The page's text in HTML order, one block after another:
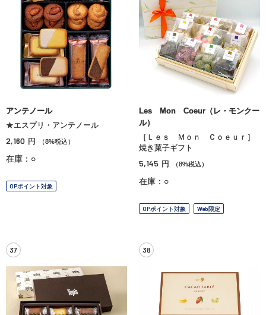
アンテノール
★エスプリ・アンテノール
2,160 円 （8%税込）
在庫：○
OPポイント対象
Les Mon Coeur（レ・モンクー
ル）
［Ｌｅｓ Ｍｏｎ Ｃｏｅｕｒ］
焼き菓子ギフト
5,145 円 （8%税込）
在庫：○
OPポイント対象 Web限定
37 38